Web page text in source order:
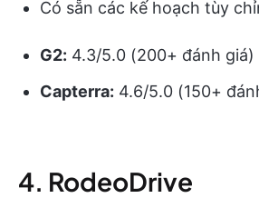
Có sẵn các kế hoạch tùy
G2: 4.3/5.0 (200+ đánh giá)
Capterra: 4.6/5.0 (150+
4. RodeoDrive